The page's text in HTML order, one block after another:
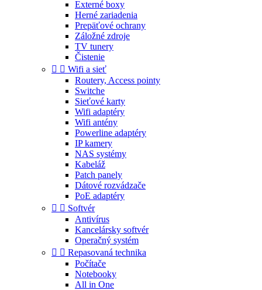
Externé boxy
Herné zariadenia
Prepäťové ochrany
Záložné zdroje
TV tunery
Čistenie
  Wifi a sieť
Routery, Access pointy
Switche
Sieťové karty
Wifi adaptéry
Wifi antény
Powerline adaptéry
IP kamery
NAS systémy
Kabeláž
Patch panely
Dátové rozvádzače
PoE adaptéry
  Softvér
Antivírus
Kancelársky softvér
Operačný systém
  Repasovaná technika
Počítače
Notebooky
All in One